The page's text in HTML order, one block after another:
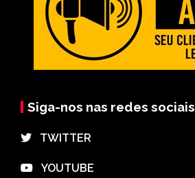
Siga-nos nas redes sociais
⠀TWITTER
⠀YOUTUBE